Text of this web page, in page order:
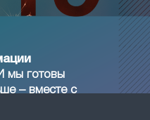
мы готовы
– вместе с